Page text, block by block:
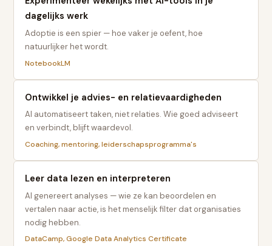
dagelijks werk
Adoptie is een spier — hoe vaker je oefent, hoe
natuurlijker het wordt.
NotebookLM
Ontwikkel je advies- en relatievaardigheden
AI automatiseert taken, niet relaties. Wie goed adviseert
en verbindt, blijft waardevol.
Coaching, mentoring, leiderschapsprogramma's
Leer data lezen en interpreteren
AI genereert analyses — wie ze kan beoordelen en
vertalen naar actie, is het menselijk filter dat organisaties
nodig hebben.
DataCamp, Google Data Analytics Certificate